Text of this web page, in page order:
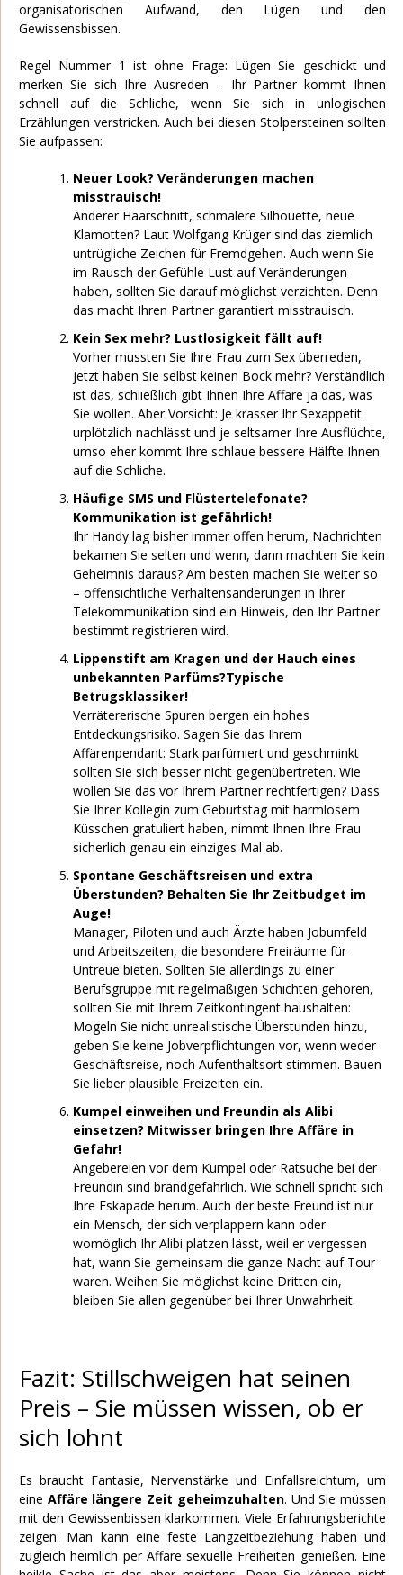
organisatorischen Aufwand, den Lügen und den
Gewissensbissen.
Regel Nummer 1 ist ohne Frage: Lügen Sie geschickt und
merken Sie sich Ihre Ausreden – Ihr Partner kommt Ihnen
schnell auf die Schliche, wenn Sie sich in unlogischen
Erzählungen verstricken. Auch bei diesen Stolpersteinen sollten
Sie aufpassen:
Neuer Look? Veränderungen machen
misstrauisch!
Anderer Haarschnitt, schmalere Silhouette, neue
Klamotten? Laut Wolfgang Krüger sind das ziemlich
untrügliche Zeichen für Fremdgehen. Auch wenn Sie
im Rausch der Gefühle Lust auf Veränderungen
haben, sollten Sie darauf möglichst verzichten. Denn
das macht Ihren Partner garantiert misstrauisch.
Kein Sex mehr? Lustlosigkeit fällt auf!
Vorher mussten Sie Ihre Frau zum Sex überreden,
jetzt haben Sie selbst keinen Bock mehr? Verständlich
ist das, schließlich gibt Ihnen Ihre Affäre ja das, was
Sie wollen. Aber Vorsicht: Je krasser Ihr Sexappetit
urplötzlich nachlässt und je seltsamer Ihre Ausflüchte,
umso eher kommt Ihre schlaue bessere Hälfte Ihnen
auf die Schliche.
Häufige SMS und Flüstertelefonate?
Kommunikation ist gefährlich!
Ihr Handy lag bisher immer offen herum, Nachrichten
bekamen Sie selten und wenn, dann machten Sie kein
Geheimnis daraus? Am besten machen Sie weiter so
– offensichtliche Verhaltensänderungen in Ihrer
Telekommunikation sind ein Hinweis, den Ihr Partner
bestimmt registrieren wird.
Lippenstift am Kragen und der Hauch eines
unbekannten Parfüms?Typische
Betrugsklassiker!
Verrätererische Spuren bergen ein hohes
Entdeckungsrisiko. Sagen Sie das Ihrem
Affärenpendant: Stark parfümiert und geschminkt
sollten Sie sich besser nicht gegenübertreten. Wie
wollen Sie das vor Ihrem Partner rechtfertigen? Dass
Sie Ihrer Kollegin zum Geburtstag mit harmlosem
Küsschen gratuliert haben, nimmt Ihnen Ihre Frau
sicherlich genau ein einziges Mal ab.
Spontane Geschäftsreisen und extra
Überstunden? Behalten Sie Ihr Zeitbudget im
Auge!
Manager, Piloten und auch Ärzte haben Jobumfeld
und Arbeitszeiten, die besondere Freiräume für
Untreue bieten. Sollten Sie allerdings zu einer
Berufsgruppe mit regelmäßigen Schichten gehören,
sollten Sie mit Ihrem Zeitkontingent haushalten:
Mogeln Sie nicht unrealistische Überstunden hinzu,
geben Sie keine Jobverpflichtungen vor, wenn weder
Geschäftsreise, noch Aufenthaltsort stimmen. Bauen
Sie lieber plausible Freizeiten ein.
Kumpel einweihen und Freundin als Alibi
einsetzen? Mitwisser bringen Ihre Affäre in
Gefahr!
Angebereien vor dem Kumpel oder Ratsuche bei der
Freundin sind brandgefährlich. Wie schnell spricht sich
Ihre Eskapade herum. Auch der beste Freund ist nur
ein Mensch, der sich verplappern kann oder
womöglich Ihr Alibi platzen lässt, weil er vergessen
hat, wann Sie gemeinsam die ganze Nacht auf Tour
waren. Weihen Sie möglichst keine Dritten ein,
bleiben Sie allen gegenüber bei Ihrer Unwahrheit.
Fazit: Stillschweigen hat seinen
Preis – Sie müssen wissen, ob er
sich lohnt
Es braucht Fantasie, Nervenstärke und Einfallsreichtum, um
eine Affäre längere Zeit geheimzuhalten. Und Sie müssen
mit den Gewissenbissen klarkommen. Viele Erfahrungsberichte
zeigen: Man kann eine feste Langzeitbeziehung haben und
zugleich heimlich per Affäre sexuelle Freiheiten genießen. Eine